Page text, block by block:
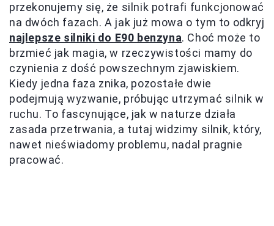
przekonujemy się, że silnik potrafi funkcjonować
na dwóch fazach. A jak już mowa o tym to odkryj
najlepsze silniki do E90 benzyna. Choć może to
brzmieć jak magia, w rzeczywistości mamy do
czynienia z dość powszechnym zjawiskiem.
Kiedy jedna faza znika, pozostałe dwie
podejmują wyzwanie, próbując utrzymać silnik w
ruchu. To fascynujące, jak w naturze działa
zasada przetrwania, a tutaj widzimy silnik, który,
nawet nieświadomy problemu, nadal pragnie
pracować.